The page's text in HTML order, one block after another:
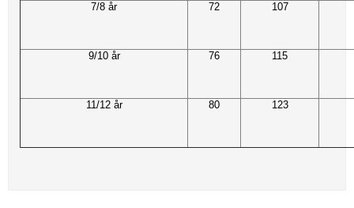
7/8 år 72 107
9/10 år 76 115
11/12 år 80 123